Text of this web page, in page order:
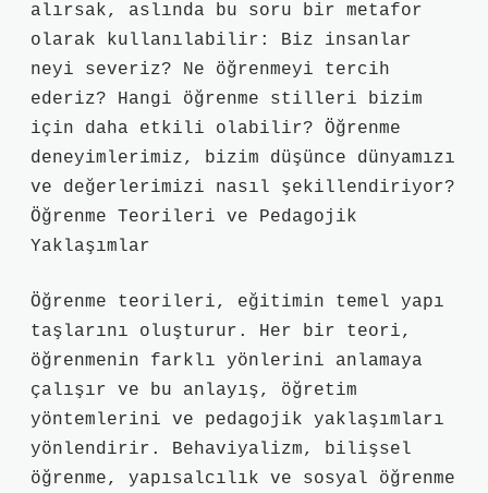
alırsak, aslında bu soru bir metafor
olarak kullanılabilir: Biz insanlar
neyi severiz? Ne öğrenmeyi tercih
ederiz? Hangi öğrenme stilleri bizim
için daha etkili olabilir? Öğrenme
deneyimlerimiz, bizim düşünce dünyamızı
ve değerlerimizi nasıl şekillendiriyor?
Öğrenme Teorileri ve Pedagojik
Yaklaşımlar
Öğrenme teorileri, eğitimin temel yapı
taşlarını oluşturur. Her bir teori,
öğrenmenin farklı yönlerini anlamaya
çalışır ve bu anlayış, öğretim
yöntemlerini ve pedagojik yaklaşımları
yönlendirir. Behaviyalizm, bilişsel
öğrenme, yapısalcılık ve sosyal öğrenme